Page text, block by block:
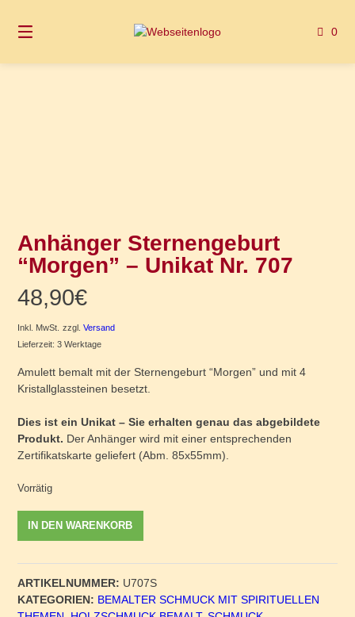
zum
0
Anhänger Sternengeburt
“Morgen” – Unikat Nr. 707
48,90€
Inkl. MwSt. zzgl.Versand
Lieferzeit: 3 Werktage
Amulett bemalt mit der Sternengeburt “Morgen” und mit 4
Kristallglassteinen besetzt.
Dies ist ein Unikat – Sie erhalten genau das abgebildete
Produkt. Der Anhänger wird mit einer entsprechenden
Zertifikatskarte geliefert (Abm. 85x55mm).
Vorrätig
Anhänger
-
Unikat
Nr.
IN DEN WARENKORB
ARTIKELNUMMER: U707S
KATEGORIEN: BEMALTER SCHMUCK MIT SPIRITUELLEN